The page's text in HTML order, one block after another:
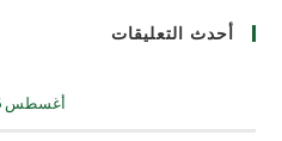
أحدث التعليقات
أغسطس 2026